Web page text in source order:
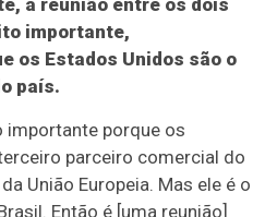
a reunião entre os dois
importante,
os Estados Unidos são o
país.
importante porque os
parceiro comercial do
União Europeia. Mas ele é o
Então é [uma reunião]